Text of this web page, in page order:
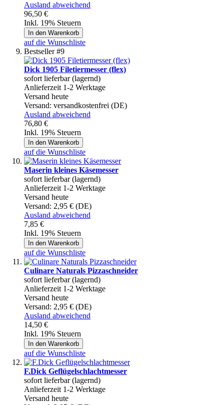
Ausland abweichend
96,50 €
Inkl. 19% Steuern
In den Warenkorb
auf die Wunschliste
Bestseller #9
Dick 1905 Filetiermesser (flex)
sofort lieferbar (lagernd)
Anlieferzeit 1-2 Werktage
Versand heute
Versand: versandkostenfrei (DE)
Ausland abweichend
76,80 €
Inkl. 19% Steuern
In den Warenkorb
auf die Wunschliste
Maserin kleines Käsemesser
sofort lieferbar (lagernd)
Anlieferzeit 1-2 Werktage
Versand heute
Versand: 2,95 € (DE)
Ausland abweichend
7,85 €
Inkl. 19% Steuern
In den Warenkorb
auf die Wunschliste
Culinare Naturals Pizzaschneider
sofort lieferbar (lagernd)
Anlieferzeit 1-2 Werktage
Versand heute
Versand: 2,95 € (DE)
Ausland abweichend
14,50 €
Inkl. 19% Steuern
In den Warenkorb
auf die Wunschliste
F.Dick Geflügelschlachtmesser
sofort lieferbar (lagernd)
Anlieferzeit 1-2 Werktage
Versand heute